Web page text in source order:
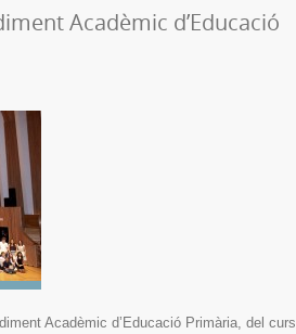
Acadèmic d’Educació
Acadèmic d’Educació Primària, del curs